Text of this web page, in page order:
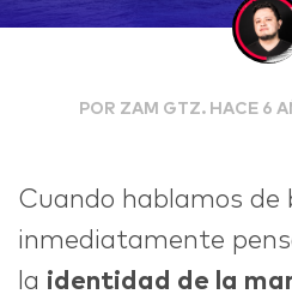
POR ZAM GTZ. HACE 6
Cuando hablamos de
inmediatamente
la identidad de la
IDEAS